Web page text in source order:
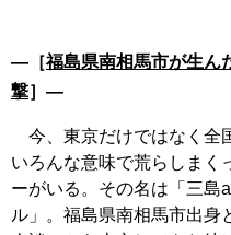
―［福島県南相馬市が生ん
撃］―
今、東京だけではなく全
いろんな意味で荒らしまく
ーがいる。その名は「三島
ル」。福島県南相馬市出身